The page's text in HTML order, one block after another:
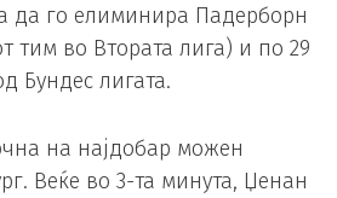
да го елиминира Падерборн
тим во Втората лига) и по 29
Бундес лигата.
на најдобар можен
Веќе во 3-та минута, Џенан